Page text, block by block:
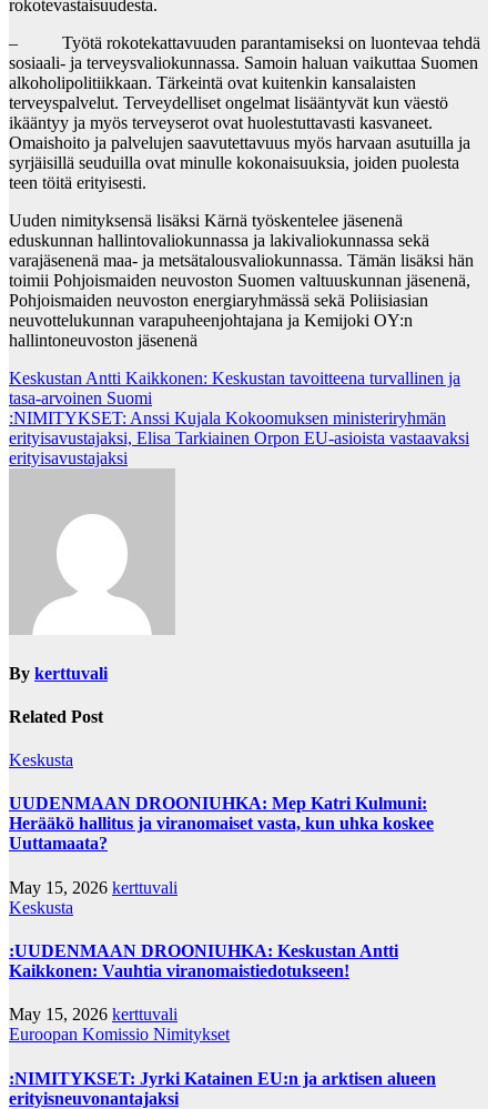
rokotevastaisuudesta.
– Työtä rokotekattavuuden parantamiseksi on luontevaa tehdä
sosiaali- ja terveysvaliokunnassa. Samoin haluan vaikuttaa Suomen
alkoholipolitiikkaan. Tärkeintä ovat kuitenkin kansalaisten
terveyspalvelut. Terveydelliset ongelmat lisääntyvät kun väestö
ikääntyy ja myös terveyserot ovat huolestuttavasti kasvaneet.
Omaishoito ja palvelujen saavutettavuus myös harvaan asutuilla ja
syrjäisillä seuduilla ovat minulle kokonaisuuksia, joiden puolesta
teen töitä erityisesti.
Uuden nimityksensä lisäksi Kärnä työskentelee jäsenenä
eduskunnan hallintovaliokunnassa ja lakivaliokunnassa sekä
varajäsenenä maa- ja metsätalousvaliokunnassa. Tämän lisäksi hän
toimii Pohjoismaiden neuvoston Suomen valtuuskunnan jäsenenä,
Pohjoismaiden neuvoston energiaryhmässä sekä Poliisiasian
neuvottelukunnan varapuheenjohtajana ja Kemijoki OY:n
hallintoneuvoston jäsenenä
Post
navigation
Keskustan Antti Kaikkonen: Keskustan tavoitteena turvallinen ja
tasa-arvoinen Suomi
:NIMITYKSET: Anssi Kujala Kokoomuksen ministeriryhmän
erityisavustajaksi, Elisa Tarkiainen Orpon EU-asioista vastaavaksi
erityisavustajaksi
By kerttuvali
Related Post
Keskusta
UUDENMAAN DROONIUHKA: Mep Katri Kulmuni:
Herääkö hallitus ja viranomaiset vasta, kun uhka koskee
Uuttamaata?
May 15, 2026 kerttuvali
Keskusta
:UUDENMAAN DROONIUHKA: Keskustan Antti
Kaikkonen: Vauhtia viranomaistiedotukseen!
May 15, 2026 kerttuvali
Euroopan Komissio Nimitykset
:NIMITYKSET: Jyrki Katainen EU:n ja arktisen alueen
erityisneuvonantajaksi